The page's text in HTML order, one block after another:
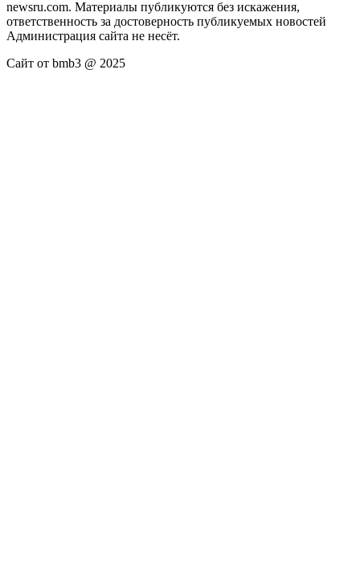
newsru.com. Материалы публикуются без искажения,
ответственность за достоверность публикуемых новостей
Администрация сайта не несёт.
Сайт от bmb3 @ 2025